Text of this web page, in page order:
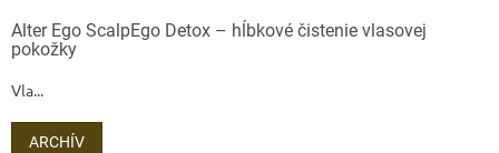
Alter Ego ScalpEgo Detox – hĺbkové čistenie vlasovej
pokožky
Vla...
ARCHÍV